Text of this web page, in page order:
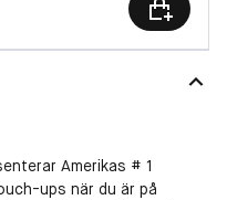
Amerikas # 1
ups när du är på